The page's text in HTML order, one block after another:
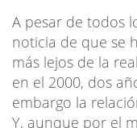
A pesar de todos
noticia de que se
más lejos de la
en el 2000, dos
embargo la
Y, aunque por el